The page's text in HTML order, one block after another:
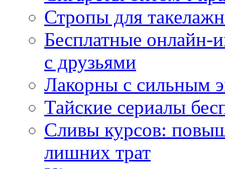
Стропы для
Бесплатные
с друзьями
Лакорны с сильным
Тайские сериалы
Сливы курсов:
лишних трат